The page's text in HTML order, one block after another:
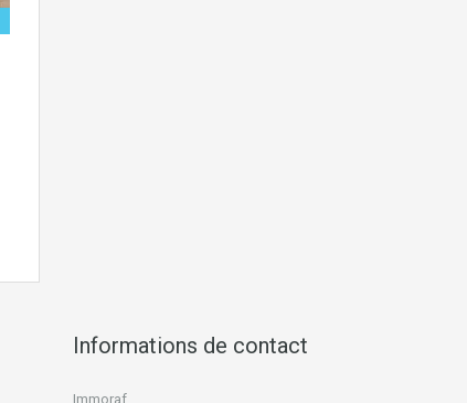
Informations de contact
Immoraf